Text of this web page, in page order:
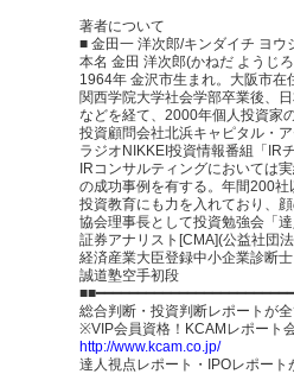
著者について
■ 金田一 洋次郎/キンダイチ ヨウ
本名 金田 洋次郎(かねだ ようじ
1964年 金沢市生まれ。大阪市在
関西学院大学社会学部卒業後、
などを経て、2000年個人投資家
投資顧問会社北浜キャピタル・
ラジオNIKKEI投資情報番組「IR
IRコンサルティングにおいては
の成功事例を有する。年間200社
投資教育にも力を入れており、
協会理事長として投資勉強会「達
証券アナリスト[CMA](公益社団
経済産業大臣登録中小企業診断
誠道塾空手初段
総合判断・投資判断レポートが全
※VIP会員資格！KCAMレポート
http://www.kcam.co.jp/
達人視点レポート・IPOレポート